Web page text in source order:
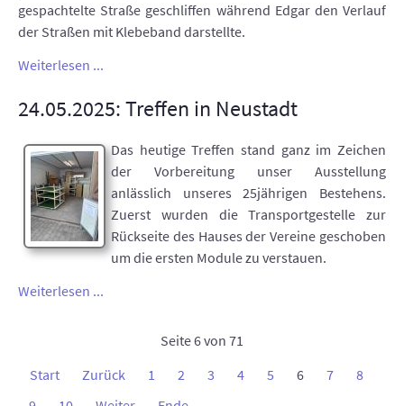
gespachtelte Straße geschliffen während Edgar den Verlauf
der Straßen mit Klebeband darstellte.
Weiterlesen ...
24.05.2025: Treffen in Neustadt
Das heutige Treffen stand ganz im Zeichen
der Vorbereitung unser Ausstellung
anlässlich unseres 25jährigen Bestehens.
Zuerst wurden die Transportgestelle zur
Rückseite des Hauses der Vereine geschoben
um die ersten Module zu verstauen.
Weiterlesen ...
Seite 6 von 71
Start
Zurück 1 2 3 4 5 6 7
8